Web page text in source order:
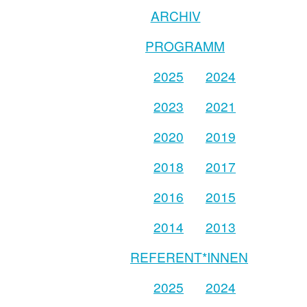
ARCHIV
PROGRAMM
2025
2024
2023
2021
2020
2019
2018
2017
2016
2015
2014
2013
REFERENT*INNEN
2025
2024